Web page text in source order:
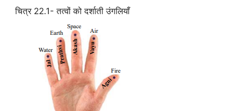
चित्र 22.1- तत्वों को दर्शाती उंगलियाँ